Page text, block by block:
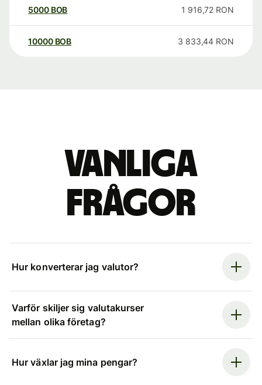
5000 BOB 1 916,72 RON
10000 BOB 3 833,44 RON
Vanliga
frågor
Hur konverterar jag valutor?
Varför skiljer sig valutakurser
mellan olika företag?
Hur växlar jag mina pengar?